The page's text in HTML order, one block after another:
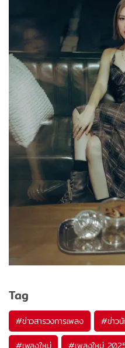
Tag
#ข่าวสารวงการเพลง #ข่าว